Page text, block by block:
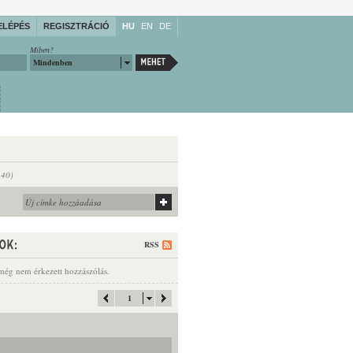
REGISZTRÁCIÓ HU EN DE
Miben?
Mindenben
RSS
nem érkezett hozzászólás.
1